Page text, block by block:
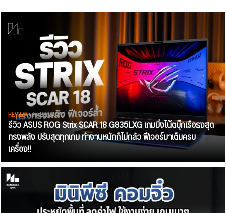
REVIEW• Jul 28, 2026
รีวิว ASUS ROG Strix SCAR 18 G835LXG เกมมิ่งโน้ตบุ๊กเรือธงสุด
ทรงพลัง ปรับสุดทุกเกม ทำงานหนักก็ไม่กลัว ฟีเจอร์มาเต็มครบ
เครื่อง!!